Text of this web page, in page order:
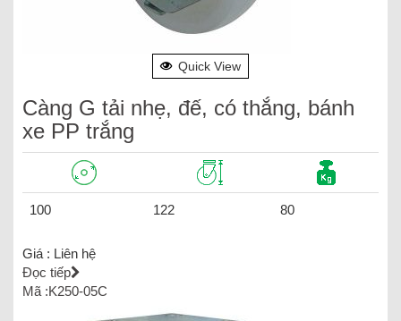
Quick View
Càng G tải nhẹ, đế, có thắng, bánh
xe PP trắng
100 122 80
Giá : Liên hệ
Đọc tiếp
Mã :K250-05C